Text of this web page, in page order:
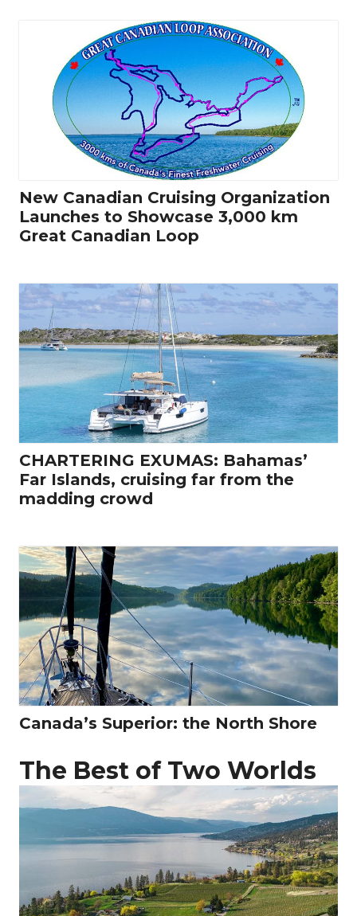
New Canadian Cruising Organization
Launches to Showcase 3,000 km
Great Canadian Loop
CHARTERING EXUMAS: Bahamas’
Far Islands, cruising far from the
madding crowd
Canada’s Superior: the North Shore
The Best of Two Worlds